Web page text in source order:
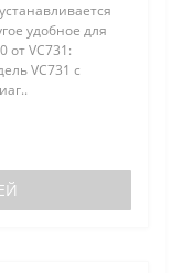
удобное для
от VC731:
VC731 с